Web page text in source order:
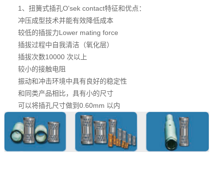
1、扭簧式插孔O'sek contact特征和优点：
冲压成型技术并能有效降低成本
较低的插拔力Lower mating force
插拔过程中自我清洁（氧化层）
插拔次数10000 次以上
较小的接触电阻
振动和冲击环境中具有良好的稳定性
和同类产品相比，具有小的尺寸
可以将插孔尺寸做到0.60mm 以内